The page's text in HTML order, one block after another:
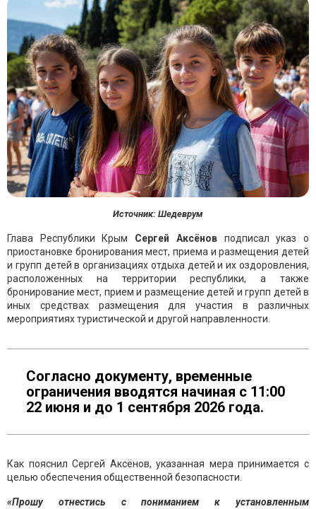
Источник: Шедеврум
Глава Республики Крым Сергей Аксёновподписал указ о
приостановке бронирования мест, приема и размещения детей
и групп детей в организациях отдыха детей и их оздоровления,
расположенных на территории республики, а также
бронирование мест, прием и размещение детей и групп детей в
иных средствах размещения для участия в различных
мероприятиях туристической и другой направленности.
Согласно документу, временные
ограничения вводятся начиная с 11:00
22 июня и до 1 сентября 2026 года.
Как пояснил Сергей Аксёнов, указанная мера принимается с
целью обеспечения общественной безопасности.
«Прошу отнестись с пониманием к установленным